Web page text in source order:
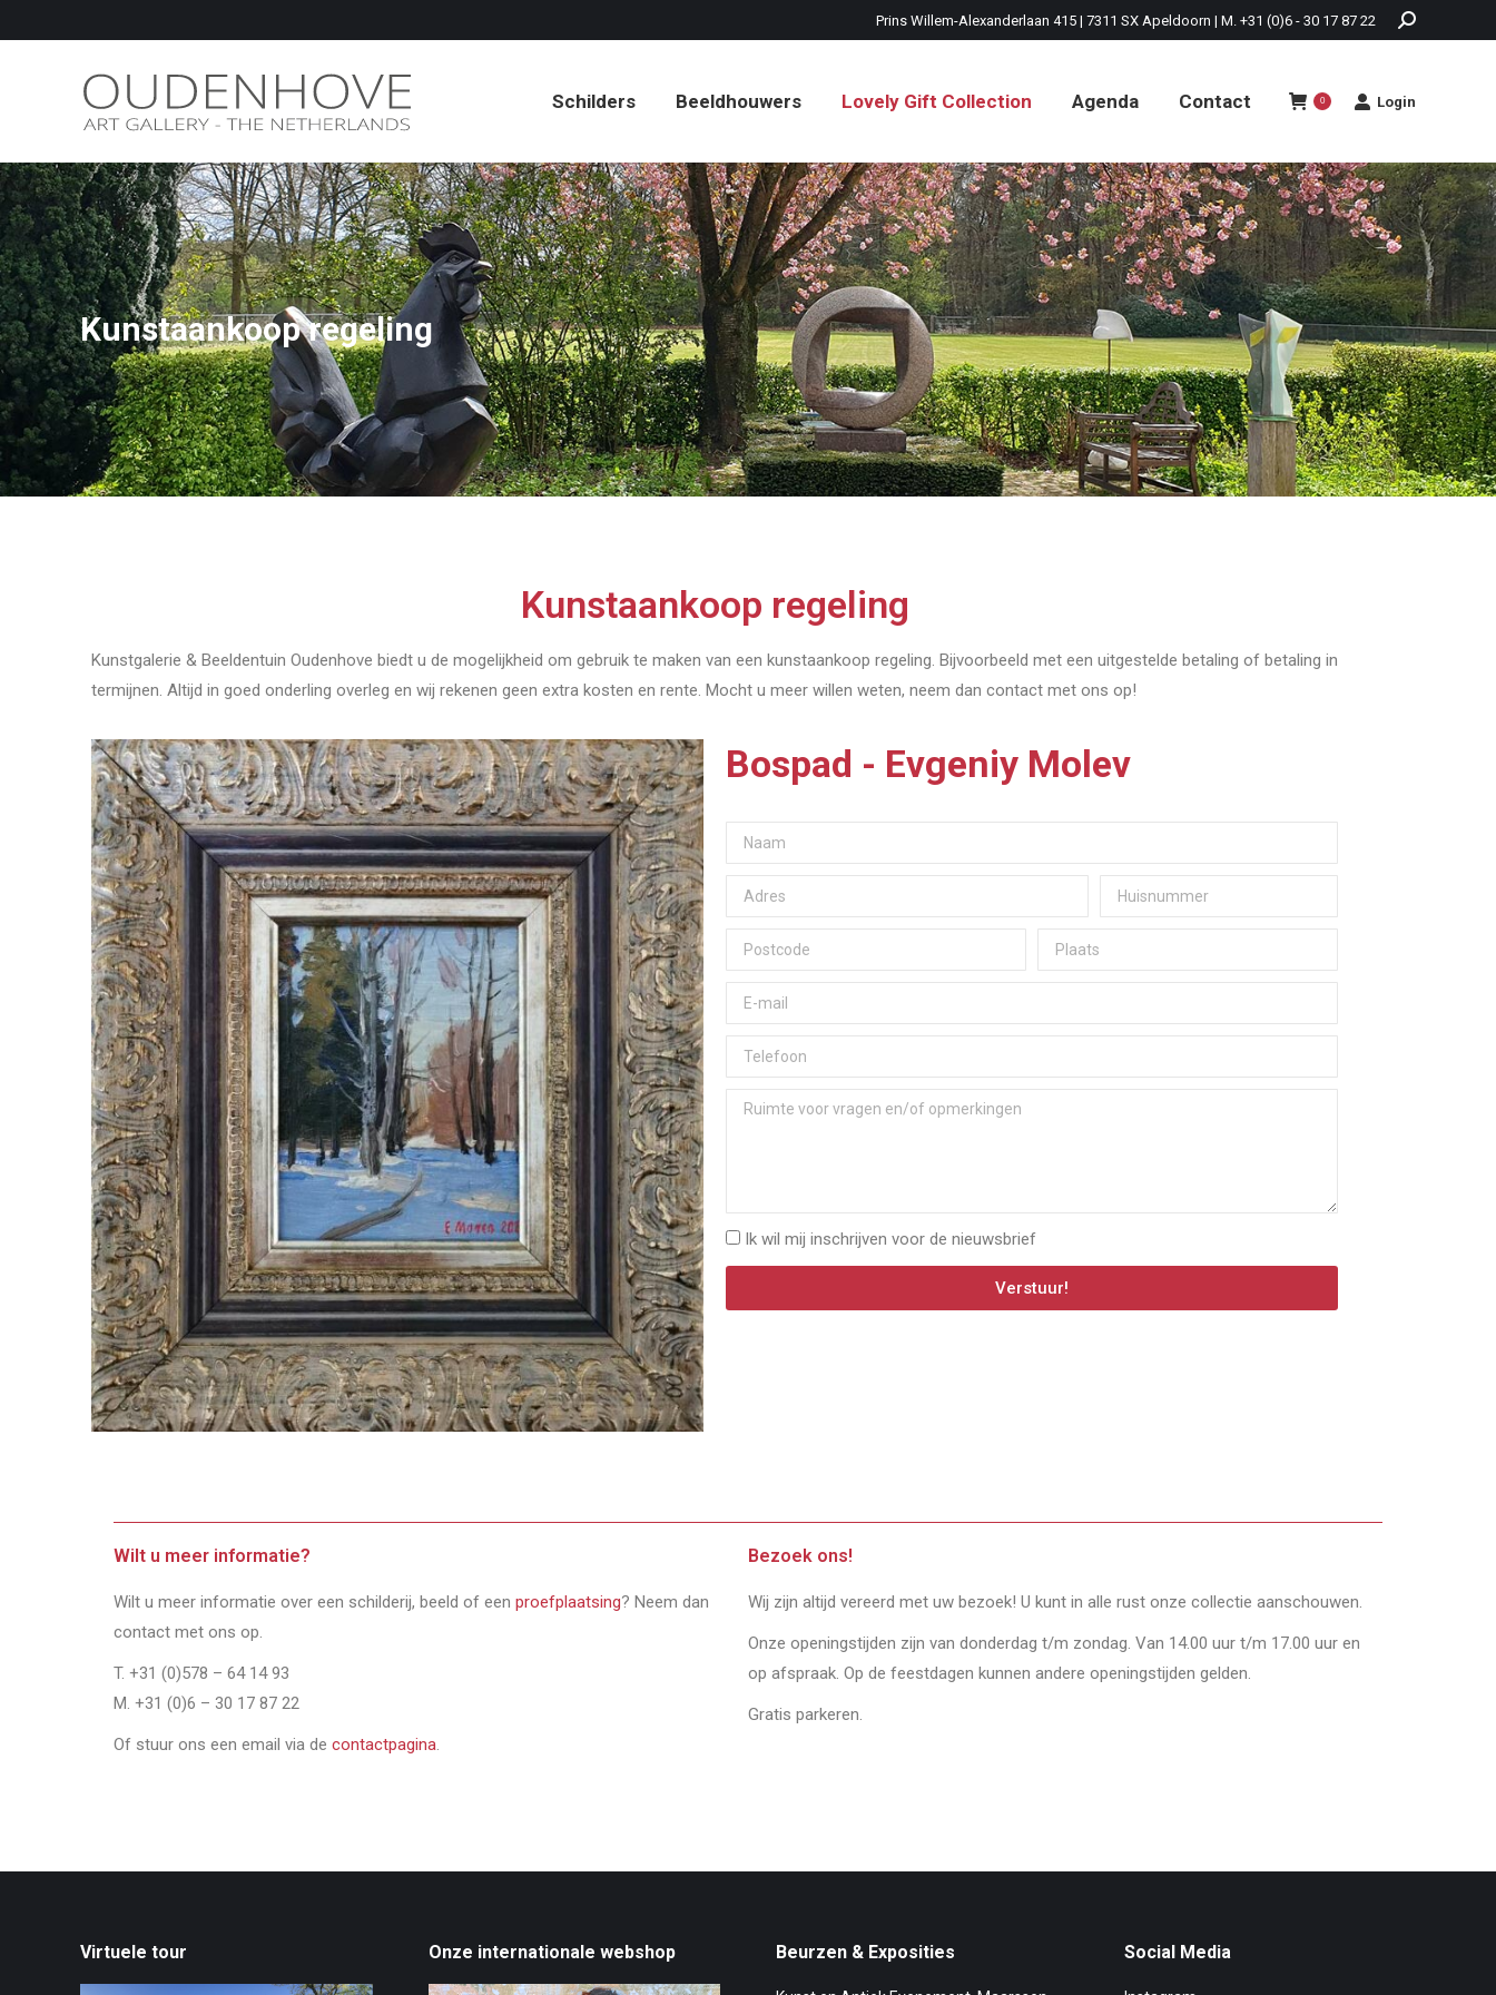
Prins Willem-Alexanderlaan 415 | 7311 SX Apeldoorn | M. +31 (0)6 - 30 17 87 22
Schilders Beeldhouwers Lovely Gift Collection Agenda Contact 0 Login
Kunstaankoop regeling
Kunstaankoop regeling
Kunstgalerie & Beeldentuin Oudenhove biedt u de mogelijkheid om gebruik te maken van een kunstaankoop regeling. Bijvoorbeeld met een uitgestelde betaling of betaling in
termijnen. Altijd in goed onderling overleg en wij rekenen geen extra kosten en rente. Mocht u meer willen weten, neem dan contact met ons op!
Bospad - Evgeniy Molev
Ik wil mij inschrijven voor de nieuwsbrief
Verstuur!
Wilt u meer informatie?
Wilt u meer informatie over een schilderij, beeld of een proefplaatsing? Neem dan
contact met ons op.
T. +31 (0)578 – 64 14 93
M. +31 (0)6 – 30 17 87 22
Of stuur ons een email via de contactpagina.
Bezoek ons!
Wij zijn altijd vereerd met uw bezoek! U kunt in alle rust onze collectie aanschouwen.
Onze openingstijden zijn van donderdag t/m zondag. Van 14.00 uur t/m 17.00 uur en
op afspraak. Op de feestdagen kunnen andere openingstijden gelden.
Gratis parkeren.
Virtuele tour Onze internationale webshop Beurzen & Exposities Social Media
Schilders Beeldhouwers Lovely Gift Collection Agenda Contact Login